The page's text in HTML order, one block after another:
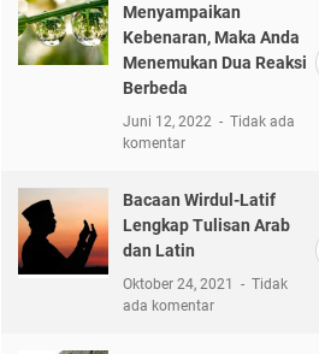
Menyampaikan
Kebenaran, Maka Anda
Menemukan Dua Reaksi
Berbeda
Juni 12, 2022
Tidak ada
komentar
Bacaan Wirdul-Latif
Lengkap Tulisan Arab
dan Latin
Oktober 24, 2021
Tidak
ada komentar